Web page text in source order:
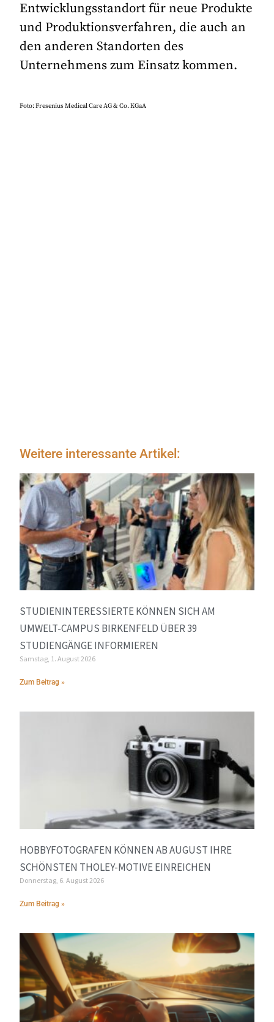
Entwicklungsstandort für neue Produkte
und Produktionsverfahren, die auch an
den anderen Standorten des
Unternehmens zum Einsatz kommen.
Foto: Fresenius Medical Care AG & Co. KGaA
Weitere interessante Artikel:
STUDIENINTERESSIERTE KÖNNEN SICH AM
UMWELT-CAMPUS BIRKENFELD ÜBER 39
STUDIENGÄNGE INFORMIEREN
Samstag, 1. August 2026
Zum Beitrag »
HOBBYFOTOGRAFEN KÖNNEN AB AUGUST IHRE
SCHÖNSTEN THOLEY-MOTIVE EINREICHEN
Donnerstag, 6. August 2026
Zum Beitrag »